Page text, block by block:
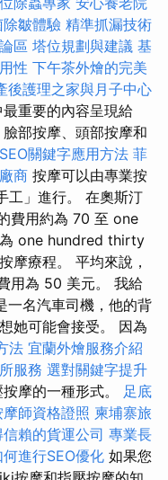
皺體驗 精準抓漏技術
區 塔位規劃與建議 基
性 下午茶外燴的完美
後護理之家與月子中心
重要的內容呈現給
部按摩、頭部按摩和
SEO關鍵字應用方法 菲
商 按摩可以由專業按
工」進行。 在奧斯汀
費用約為 70 至 one
one hundred thirty
摩療程。 平均來說，
用為 50 美元。 我給
一名汽車司機，他的背
她可能會接受。 因為
法 宜蘭外燴服務介紹
服務 選對關鍵字提升
摩的一種形式。 足底
摩師資格證照 柬埔寨旅
賴的貨運公司 專業長
何進行SEO優化 如果您